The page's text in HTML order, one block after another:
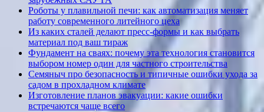
Роботы у плавильной печи: как автоматизация меняет
работу современного литейного цеха
Из каких сталей делают пресс-формы и как выбрать
материал под ваш тираж
Фундамент на сваях: почему эта технология становится
выбором номер один для частного строительства
Семяныч про безопасность и типичные ошибки ухода за
садом в прохладном климате
Изготовление планов эвакуации: какие ошибки
встречаются чаще всего